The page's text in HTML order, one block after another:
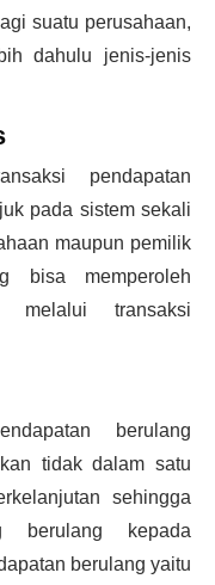
suatu perusahaan,
dahulu jenis-jenis
pendapatan
pada sistem sekali
maupun pemilik
bisa memperoleh
melalui transaksi
berulang
tidak dalam satu
sehingga
berulang kepada
berulang yaitu